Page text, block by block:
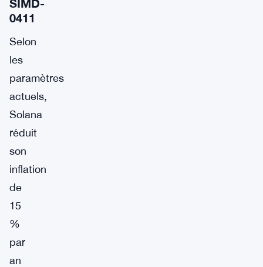
0411
Selon
les
paramètres
actuels,
Solana
réduit
son
inflation
de
15
%
par
an